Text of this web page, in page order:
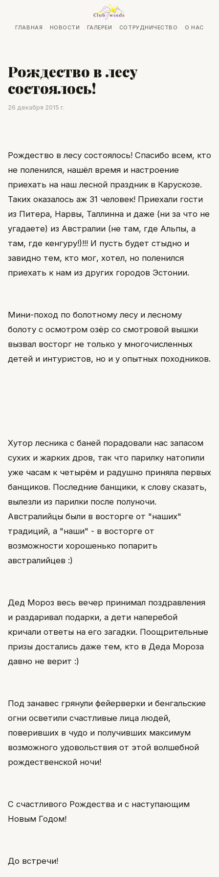
ГЛАВНАЯ НОВОСТИ ГАЛЕРЕИ СОТРУДНИЧЕСТВО О НАС
Рождество в лесу
состоялось!
26 декабря 2015 г.
Рождество в лесу состоялось! Спасибо всем, кто
не поленился, нашёл время и настроение
приехать на наш лесной праздник в Карускозе.
Таких оказалось аж 31 человек! Приехали гости
из Питера, Нарвы, Таллинна и даже (ни за что не
угадаете) из Австралии (не там, где Альпы, а
там, где кенгуру!)!!! И пусть будет стыдно и
завидно тем, кто мог, хотел, но поленился
приехать к нам из других городов Эстонии.
Мини-поход по болотному лесу и лесному
болоту с осмотром озёр со смотровой вышки
вызвал восторг не только у многочисленных
детей и интуристов, но и у опытных походников.
Хутор лесника с баней порадовали нас запасом
сухих и жарких дров, так что парилку натопили
уже часам к четырём и радушно приняла первых
банщиков. Последние банщики, к слову сказать,
вылезли из парилки после полуночи.
Австралийцы были в восторге от "наших"
традиций, а "наши" - в восторге от
возможности хорошенько попарить
австралийцев :)
Дед Мороз весь вечер принимал поздравления
и раздаривал подарки, а дети наперебой
кричали ответы на его загадки. Поощрительные
призы достались даже тем, кто в Деда Мороза
давно не верит :)
Под занавес грянули фейерверки и бенгальские
огни осветили счастливые лица людей,
поверивших в чудо и получивших максимум
возможного удовольствия от этой волшебной
рождественской ночи!
С счастливого Рождества и с наступающим
Новым Годом!
До встречи!